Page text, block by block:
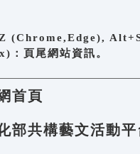
(Chrome,Edge),
：頁尾網站資訊。
首頁
部共構藝文活動平